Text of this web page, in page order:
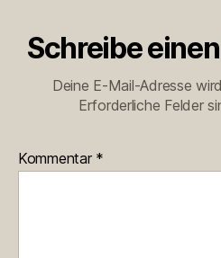
Schreibe
Deine E-Mail-Adresse
Erforderliche Felder
Kommentar *